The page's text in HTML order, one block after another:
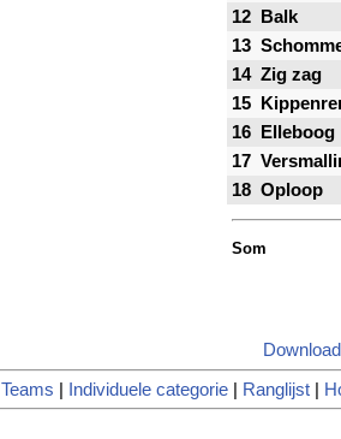
12
Balk
13
14 Zig zag
15
16
Elleboog
17
18 Oploop
Som
Teams Individuele categorie Ranglijst